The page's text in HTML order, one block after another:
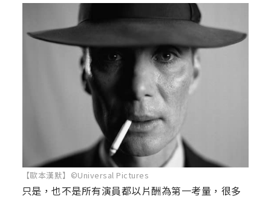
【歐本漢默】©Universal Pictures
只是，也不是所有演員都以片酬為第一考量，很多